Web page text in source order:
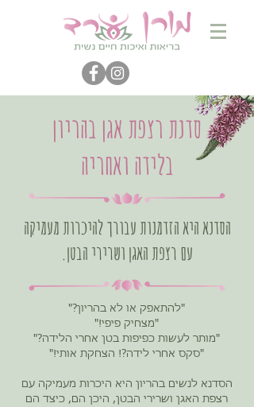
סדנת רצפת אגן בהריון
בלידה ואחריה
הסדנא היא הזדמנות עבורך להיכרות מעמיקה
עם רצפת האגן ושרירי הבטן.
"להתאפק או לא בהריון?"
"מצחיק פיפי!"
"מותר לעשות כפיפות בטן אחרי הלידה?"
"סקס אחרי לידה?! הצחקת אותי!"
הסדנא לנשים בהריון היא היכרות מעמיקה עם
רצפת האגן ושרירי הבטן, היכן הם, כיצד הם